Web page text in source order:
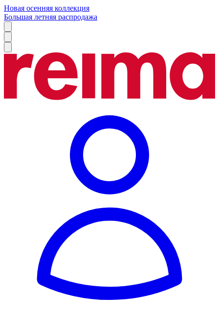
Новая осенняя коллекция
Большая летняя распродажа